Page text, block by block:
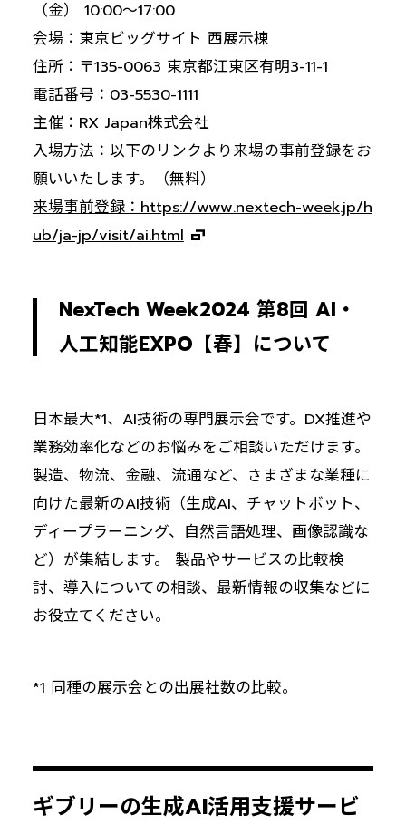
（金） 10:00～17:00
会場：東京ビッグサイト 西展示棟
住所：〒135-0063 東京都江東区有明3-11-1
電話番号：03-5530-1111
主催：RX Japan株式会社
入場方法：以下のリンクより来場の事前登録をお
願いいたします。（無料）
来場事前登録：https://www.nextech-week.jp/h
ub/ja-jp/visit/ai.html
NexTech Week2024 第8回 AI・
人工知能EXPO【春】について
日本最大*1、AI技術の専門展示会です。DX推進や
業務効率化などのお悩みをご相談いただけます。
製造、物流、金融、流通など、さまざまな業種に
向けた最新のAI技術（生成AI、チャットボット、
ディープラーニング、自然言語処理、画像認識な
ど）が集結します。 製品やサービスの比較検
討、導入についての相談、最新情報の収集などに
お役立てください。
*1 同種の展示会との出展社数の比較。
ギブリーの生成AI活用支援サービ